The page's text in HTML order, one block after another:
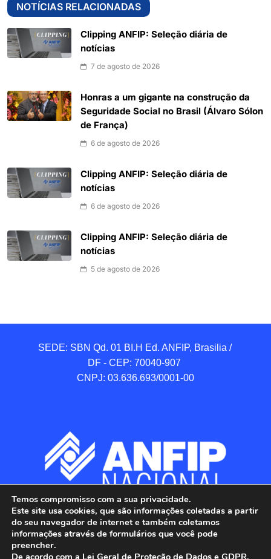
NOTÍCIAS RELACIONADAS
Clipping ANFIP: Seleção diária de
notícias
7 de agosto de 2026
Honras a um gigante na construção da
Seguridade Social no Brasil (Álvaro Sólon
de França)
6 de agosto de 2026
Clipping ANFIP: Seleção diária de
notícias
6 de agosto de 2026
Clipping ANFIP: Seleção diária de
notícias
5 de agosto de 2026
SEDE: SBN Qd. 01 BI.H Ed. ANFIP, Brasilia /
DF - CEP: 70040-907
CNPJ: 03.636.693/0001-00
Temos compromisso com a sua privacidade.
Este site usa cookies, que são informações coletadas a partir
do seu navegador de internet e também coletamos
informações através de formulários que você pode
preencher.
De acordo com a Lei Geral de Proteção de Dados e GDPR,